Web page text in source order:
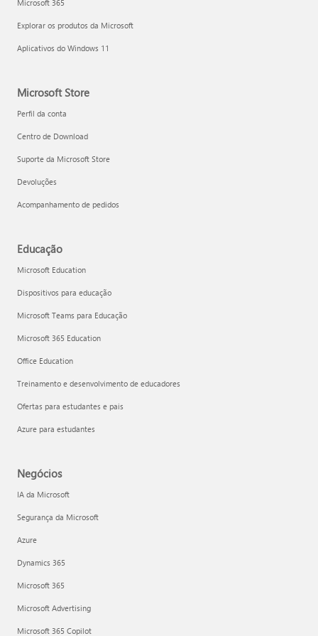
Microsoft 365
Explorar os produtos da Microsoft
Aplicativos do Windows 11
Microsoft Store
Perfil da conta
Centro de Download
Suporte da Microsoft Store
Devoluções
Acompanhamento de pedidos
Educação
Microsoft Education
Dispositivos para educação
Microsoft Teams para Educação
Microsoft 365 Education
Office Education
Treinamento e desenvolvimento de educadores
Ofertas para estudantes e pais
Azure para estudantes
Negócios
IA da Microsoft
Segurança da Microsoft
Azure
Dynamics 365
Microsoft 365
Microsoft Advertising
Microsoft 365 Copilot